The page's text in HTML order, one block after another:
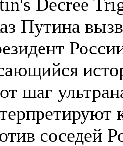
Decree
Путина
шаг
соседей